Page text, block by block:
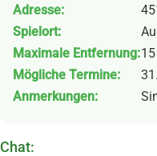
Adresse:
Spielort:
Maximale Entfernung:
Mögliche Termine:
Anmerkungen:
Chat: